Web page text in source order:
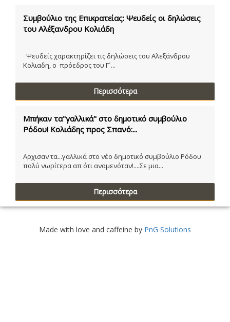
Συμβούλιο της Επικρατείας: Ψευδείς οι δηλώσεις
του Αλέξανδρου Κολιάδη
Ψευδείς χαρακτηρίζει τις δηλώσεις του Αλεξάνδρου
Κολιαδη, ο πρόεδρος του Γ´...
Περισσότερα
Μπήκαν τα"γαλλικά" στο δημοτικό συμβούλιο
Ρόδου! Κολιάδης προς Σπανό:...
Αρχισαν τα...γαλλικά στο νέο δημοτικό συμβούλιο Ρόδου
πολύ νωρίτερα απ ότι αναμενόταν!....Σε μια...
Περισσότερα
Made with love and caffeine by PnG Solutions